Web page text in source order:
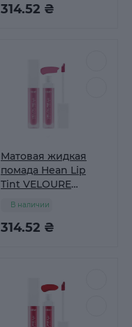
314.52 ₴
Матовая жидкая
помада Hean Lip
Tint VELOURE
В наличии
314.52 ₴